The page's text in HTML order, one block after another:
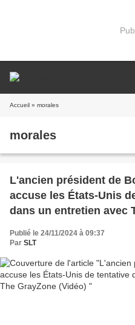
Accueil » morales
morales
L'ancien président de
accuse les États-Unis
dans un entretien avec
Publié le 24/11/2024 à 09:37
Par SLT